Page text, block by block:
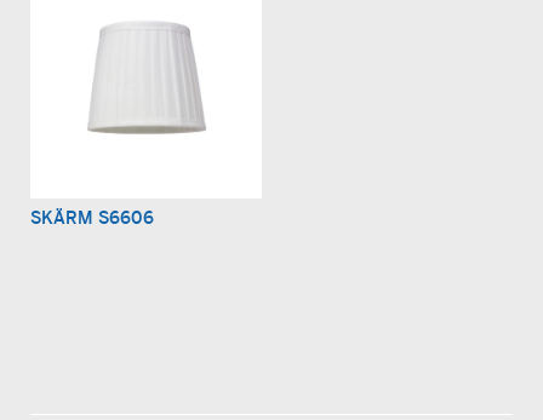
SKÄRM S6606